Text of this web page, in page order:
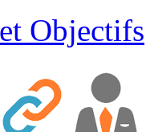
Objectifs